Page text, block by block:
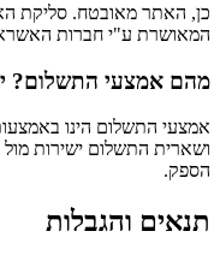
כן, האתר מאובטח. סליקת
המאושרת ע"י חברות
מהם אמצעי התשלום?
אמצעי התשלום הינו
ושארית התשלום ישירות
הספק.
תנאים והגבלות